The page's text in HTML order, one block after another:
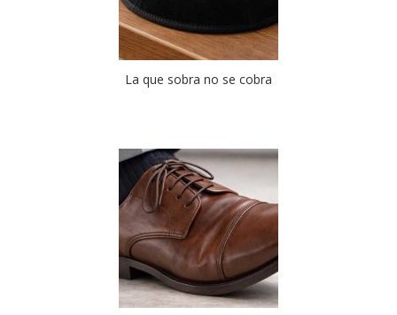
La que sobra no se cobra